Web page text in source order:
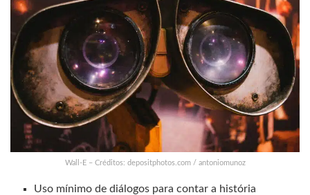
Wall-E – Créditos: depositphotos.com / antoniomunoz
Uso mínimo de diálogos para contar a história